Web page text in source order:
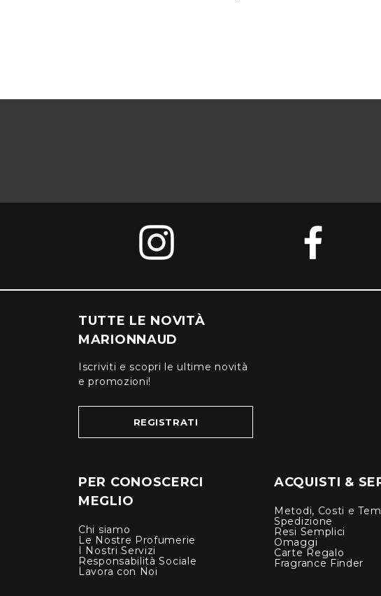
TUTTE LE NOVITÀ
MARIONNAUD
Iscriviti e scopri le ultime novità
e promozioni!
REGISTRATI
PER CONOSCERCI
MEGLIO
Chi siamo
Le Nostre Profumerie
I Nostri Servizi
Responsabilità Sociale
Lavora con Noi
ACQUISTI &
Metodi, Costi e
Spedizione
Resi Semplici
Omaggi
Carte Regalo
Fragrance Finder